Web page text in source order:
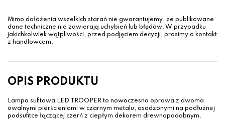
Mimo dołożenia wszelkich starań nie gwarantujemy, że publikowane
dane techniczne nie zawierają uchybień lub błędów. W przypadku
jakichkolwiek wątpliwości, przed podjęciem decyzji, prosimy o kontakt
z handlowcem.
OPIS PRODUKTU
Lampa sufitowa LED TROOPER to nowoczesna oprawa z dwoma
owalnymi pierścieniami w czarnym metalu, osadzonymi na podłużnej
podsufitce łączącej czerń z ciepłym dekorem drewnopodobnym.